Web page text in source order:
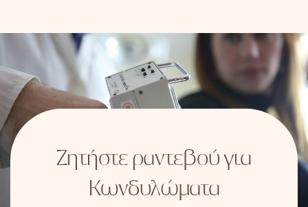
Ζητήστε ραντεβού για
Κωνδυλώματα